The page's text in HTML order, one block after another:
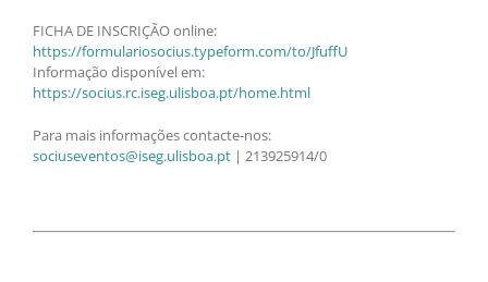
FICHA DE INSCRIÇÃO online:
https://formulariosocius.typeform.com/to/JfuffU
Informação disponível em:
https://socius.rc.iseg.ulisboa.pt/home.html
Para mais informações contacte-nos:
sociuseventos@iseg.ulisboa.pt | 213925914/0